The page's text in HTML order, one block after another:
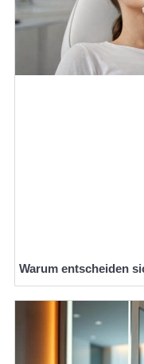
Warum entscheiden